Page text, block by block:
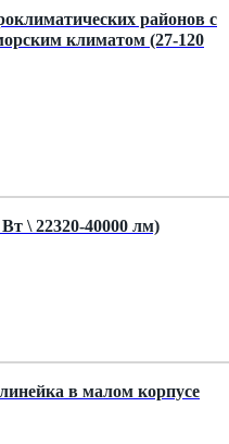
районов с
климатом (27-120
\ 22320-40000 лм)
в малом корпусе